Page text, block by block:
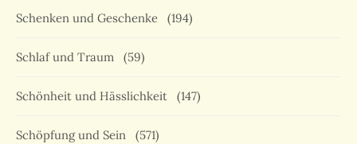
Schenken und Geschenke (194)
Schlaf und Traum (59)
Schönheit und Hässlichkeit (147)
Schöpfung und Sein (571)